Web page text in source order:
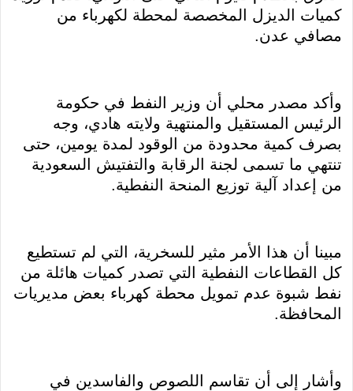
كميات الديزل المخصصة لمحطة لكهرباء من
مصافي عدن.
وأكد مصدر محلي أن وزير النفط في حكومة
الرئيس المستقيل والمنتهية ولايته هادي، وجه
بصرف كمية محدودة من الوقود لمدة يومين، حتى
تنتهي ما تسمى لجنة الرقابة والتفتيش السعودية
من إعداد آلية توزيع المنحة النفطية.
مبينا أن هذا الأمر مثير للسخرية، التي لم تستطيع
كل القطاعات النفطية التي تصدر كميات هائلة من
نفط شبوة عدم تمويل محطة كهرباء بعض مديريات
المحافظة.
وأشار إلى أن تقاسم اللصوص والفاسدين في